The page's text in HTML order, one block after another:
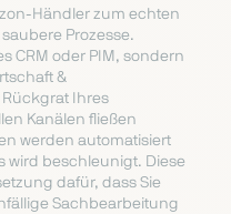
Händler zum echten
Prozesse.
CRM oder PIM, sondern
&
Ihres
Kanälen fließen
werden automatisiert
wird beschleunigt. Diese
dafür, dass Sie
Sachbearbeitung